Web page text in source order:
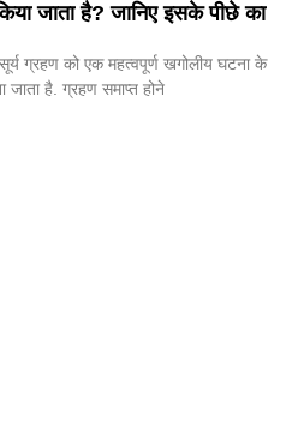
जाता है? जानिए इसके पीछे का
ग्रहण को एक महत्वपूर्ण खगोलीय घटना के
जाता है. ग्रहण समाप्त होने